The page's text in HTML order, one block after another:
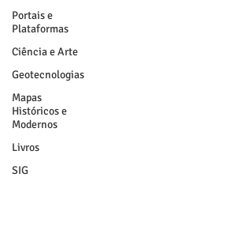
Portais e
Plataformas
Ciência e Arte
Geotecnologias
Mapas
Históricos e
Modernos
Livros
SIG